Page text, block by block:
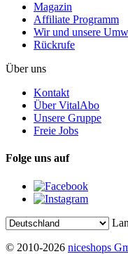
Magazin
Affiliate Programm
Wir und unsere
Rückrufe
Über uns
Kontakt
Über VitalAbo
Unsere Gruppe
Freie Jobs
Folge uns auf
© 2010-2026 niceshops